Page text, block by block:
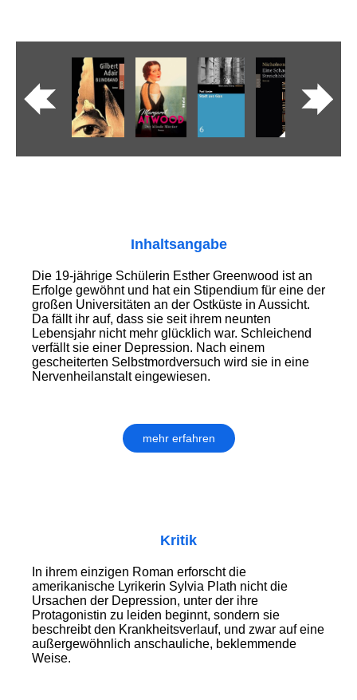
Inhaltsangabe
Die 19-jährige Schülerin Esther Greenwood ist an
Erfolge gewöhnt und hat ein Stipendium für eine der
großen Universitäten an der Ostküste in Aussicht.
Da fällt ihr auf, dass sie seit ihrem neunten
Lebensjahr nicht mehr glücklich war. Schleichend
verfällt sie einer Depression. Nach einem
gescheiterten Selbstmordversuch wird sie in eine
Nervenheilanstalt eingewiesen.
mehr erfahren
Kritik
In ihrem einzigen Roman erforscht die
amerikanische Lyrikerin Sylvia Plath nicht die
Ursachen der Depression, unter der ihre
Protagonistin zu leiden beginnt, sondern sie
beschreibt den Krankheitsverlauf, und zwar auf eine
außergewöhnlich anschauliche, beklemmende
Weise.